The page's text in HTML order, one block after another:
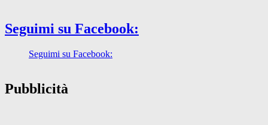
Seguimi su Facebook:
Seguimi su Facebook:
Pubblicità